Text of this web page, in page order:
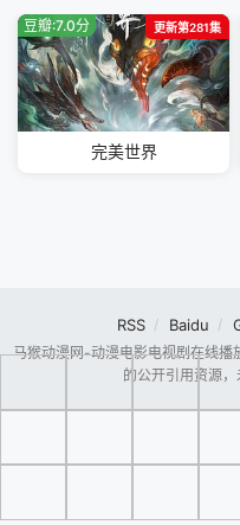
更新第281集
豆瓣:7.0分
完美世界
RSS Baidu
马猴动漫网-动漫电影电视剧在线播
的公开引用资源